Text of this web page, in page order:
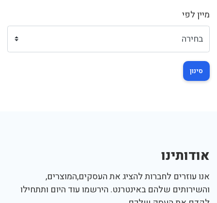
מיין לפי
סינון
אודותינו
אנו עוזרים לחברות להציג את העסקים,המוצרים,
והשירותים שלהם באינטרנט. הירשמו עוד היום ותתחילו